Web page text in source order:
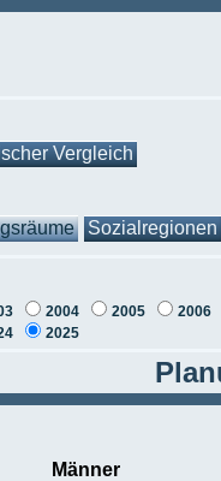
Vergleich
Sozialregionen
2004 2005
2006
2025
Männer